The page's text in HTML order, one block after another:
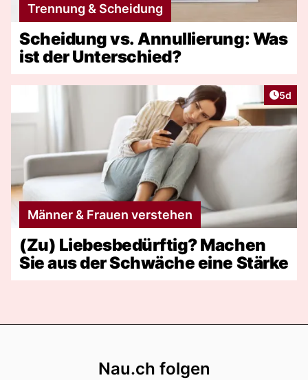
Trennung & Scheidung
Scheidung vs. Annullierung: Was
ist der Unterschied?
5d
Männer & Frauen verstehen
(Zu) Liebesbedürftig? Machen
Sie aus der Schwäche eine Stärke
Nau.ch folgen